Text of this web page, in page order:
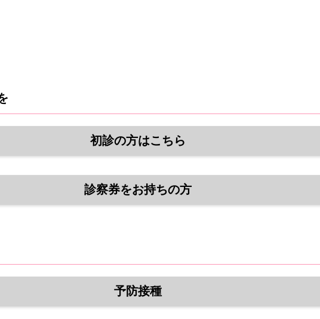
初診の方はこちら
診察券をお持ちの方
予防接種